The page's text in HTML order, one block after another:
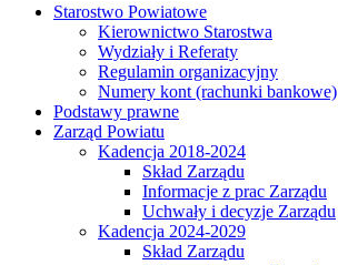
Starostwo Powiatowe
Kierownictwo Starostwa
Wydziały i Referaty
Regulamin organizacyjny
Numery kont (rachunki bankowe)
Podstawy prawne
Zarząd Powiatu
Kadencja 2018-2024
Skład Zarządu
Informacje z prac Zarządu
Uchwały i decyzje Zarządu
Kadencja 2024-2029
Skład Zarządu